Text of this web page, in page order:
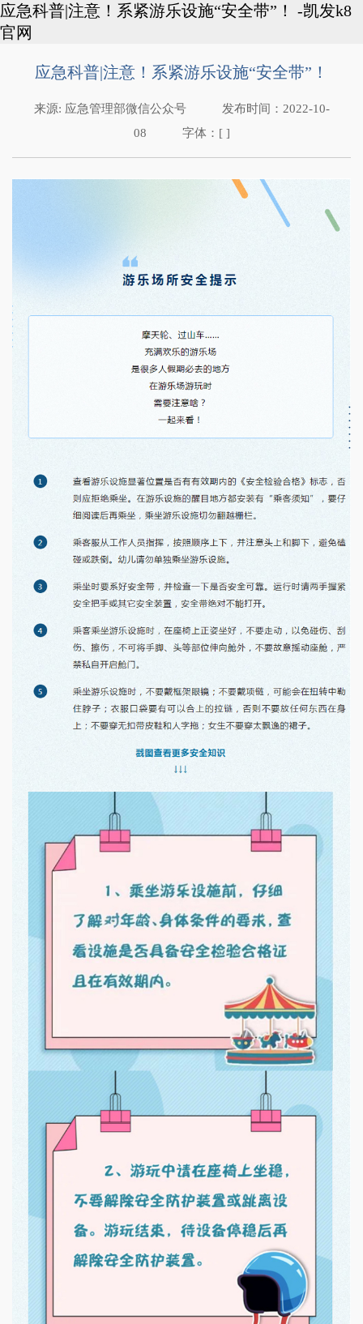
应急科普|注意！系紧游乐设施“安全带”！ -凯发k8
官网
应急科普|注意！系紧游乐设施“安全带”！
来源: 应急管理部微信公众号 发布时间： 2022-10-
08
字体：[ ]